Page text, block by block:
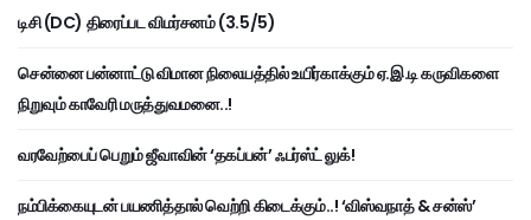
டிசி (DC) திரைப்பட விமர்சனம் (3.5/5)
சென்னை பன்னாட்டு விமான நிலையத்தில் உயிர்காக்கும் ஏ.இ.டி கருவிகளை
நிறுவும் காவேரி மருத்துவமனை..!
வரவேற்பைப் பெறும் ஜீவாவின் ‘தகப்பன்’ ஃபர்ஸ்ட் லுக்!
நம்பிக்கையுடன் பயணித்தால் வெற்றி கிடைக்கும்..! ‘விஸ்வநாத் & சன்ஸ்’